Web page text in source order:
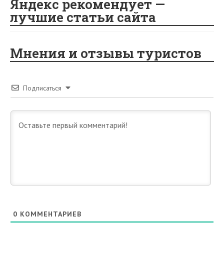
Яндекс рекомендует —
лучшие статьи сайта
Мнения и отзывы туристов
Подписаться
0 КОММЕНТАРИЕВ